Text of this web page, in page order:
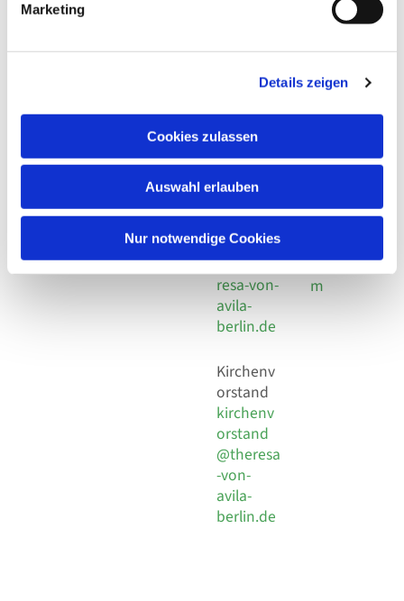
Marketing
Details zeigen
Cookies zulassen
Auswahl erlauben
Nur notwendige Cookies
Adresse
Kirchengemeinde Pfarrei
Hl. Theresa von Avila Berlin
Leitender Pfarrer - Norbert
Behaimstr. 39
Kont
Telefon
+49 30
924 64 28
Fax +49
30 924 54
18
E-Mail
info@the
resa-von-
avila-
berlin.de
Kirchenv
orstand
kirchenv
orstand
@theresa
-von-
avila-
berlin.de
Links
Datensch
utz
Social
Impressu
m